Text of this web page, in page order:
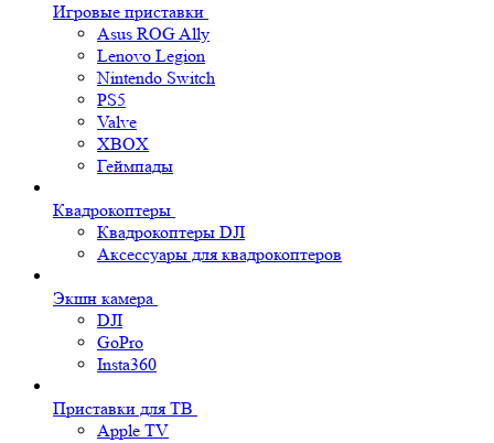
Игровые приставки
Asus ROG Ally
Lenovo Legion
Nintendo Switch
PS5
Valve
XBOX
Геймпады
Квадрокоптеры
Квадрокоптеры DJI
Аксессуары для квадрокоптеров
Экшн камера
DJI
GoPro
Insta360
Приставки для ТВ
Apple TV